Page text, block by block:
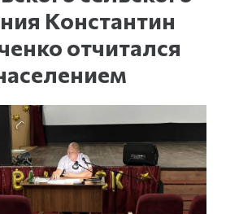
Константин
отчитался